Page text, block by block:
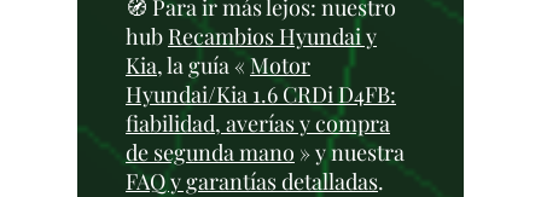
🧭 Para ir más lejos: nuestro
hub Recambios Hyundai y
Kia, la guía « Motor
Hyundai/Kia 1.6 CRDi D4FB:
fiabilidad, averías y compra
de segunda mano » y nuestra
FAQ y garantías detalladas.